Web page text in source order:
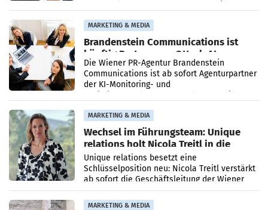
MARKETING & MEDIA
Brandenstein Communications ist
künftig Partner von OtterlyAI
Die Wiener PR-Agentur Brandenstein
Communications ist ab sofort Agenturpartner
der KI-Monitoring- und
MARKETING & MEDIA
Wechsel im Führungsteam: Unique
relations holt Nicola Treitl in die
Geschäftsleitung
Unique relations besetzt eine
Schlüsselposition neu: Nicola Treitl verstärkt
ab sofort die Geschäftsleitung der Wiener
PR-Agentur an der Seite von Josef Kalina und
Anna Kalina-Mahr.
MARKETING & MEDIA